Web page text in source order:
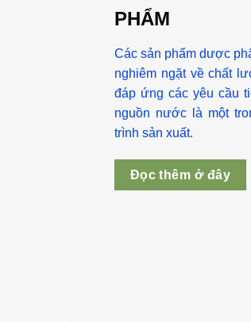
PHẨM
Các sản phẩm dược
nghiêm ngặt về chất
đáp ứng các yêu cầu
nguồn nước là một
trình sản xuất.
Đọc thêm ở đây